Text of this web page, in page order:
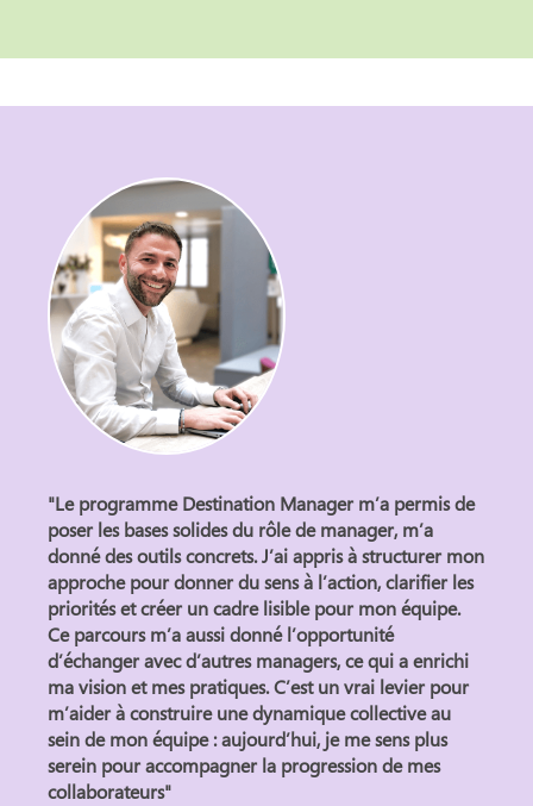
Le programme Destination Manager m’a permis de
poser les bases solides du rôle de manager, m’a
donné des outils concrets. J’ai appris à structurer mon
approche pour donner du sens à l’action, clarifier les
priorités et créer un cadre lisible pour mon équipe.
Ce parcours m’a aussi donné l’opportunité
d’échanger avec d’autres managers, ce qui a enrichi
ma vision et mes pratiques.C’est un vrai levier pour
m’aider à construire une dynamique collective au
sein de mon équipe: aujourd’hui, je me sens plus
serein pour accompagner la progression de mes
collaborateurs